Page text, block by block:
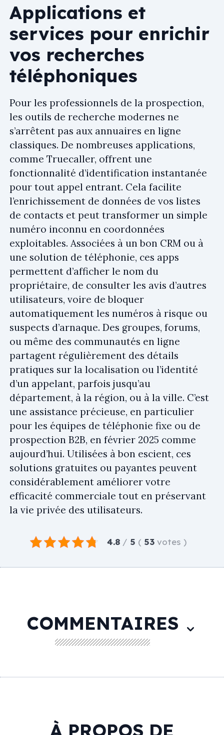
Applications et
services pour enrichir
vos recherches
téléphoniques
Pour les professionnels de la prospection,
les outils de recherche modernes ne
s’arrêtent pas aux annuaires en ligne
classiques. De nombreuses applications,
comme Truecaller, offrent une
fonctionnalité d’identification instantanée
pour tout appel entrant. Cela facilite
l’enrichissement de données de vos listes
de contacts et peut transformer un simple
numéro inconnu en coordonnées
exploitables. Associées à un bon CRM ou à
une solution de téléphonie, ces apps
permettent d’afficher le nom du
propriétaire, de consulter les avis d’autres
utilisateurs, voire de bloquer
automatiquement les numéros à risque ou
suspects d’arnaque. Des groupes, forums,
ou même des communautés en ligne
partagent régulièrement des détails
pratiques sur la localisation ou l’identité
d’un appelant, parfois jusqu’au
département, à la région, ou à la ville. C’est
une assistance précieuse, en particulier
pour les équipes de téléphonie fixe ou de
prospection B2B, en février 2025 comme
aujourd’hui. Utilisées à bon escient, ces
solutions gratuites ou payantes peuvent
considérablement améliorer votre
efficacité commerciale tout en préservant
la vie privée des utilisateurs.
4.8 / 5 ( 53 votes )
COMMENTAIRES
À PROPOS DE